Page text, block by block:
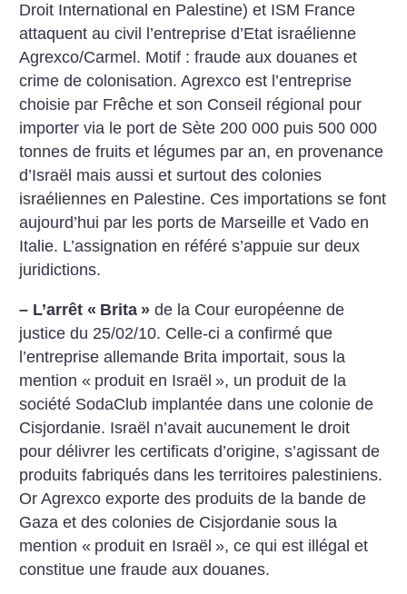
Droit International en Palestine) et ISM France
attaquent au civil l’entreprise d’Etat israélienne
Agrexco/Carmel. Motif : fraude aux douanes et
crime de colonisation. Agrexco est l’entreprise
choisie par Frêche et son Conseil régional pour
importer via le port de Sète 200 000 puis 500 000
tonnes de fruits et légumes par an, en provenance
d’Israël mais aussi et surtout des colonies
israéliennes en Palestine. Ces importations se font
aujourd’hui par les ports de Marseille et Vado en
Italie. L’assignation en référé s’appuie sur deux
juridictions.
– L’arrêt « Brita » de la Cour européenne de
justice du 25/02/10. Celle-ci a confirmé que
l’entreprise allemande Brita importait, sous la
mention « produit en Israël », un produit de la
société SodaClub implantée dans une colonie de
Cisjordanie. Israël n’avait aucunement le droit
pour délivrer les certificats d’origine, s’agissant de
produits fabriqués dans les territoires palestiniens.
Or Agrexco exporte des produits de la bande de
Gaza et des colonies de Cisjordanie sous la
mention « produit en Israël », ce qui est illégal et
constitue une fraude aux douanes.